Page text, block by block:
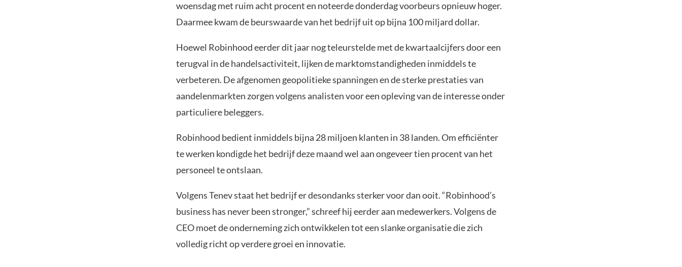
woensdag met ruim acht procent en noteerde donderdag voorbeurs opnieuw hoger.
Daarmee kwam de beurswaarde van het bedrijf uit op bijna 100 miljard dollar.
Hoewel Robinhood eerder dit jaar nog teleurstelde met de kwartaalcijfers door een
terugval in de handelsactiviteit, lijken de marktomstandigheden inmiddels te
verbeteren. De afgenomen geopolitieke spanningen en de sterke prestaties van
aandelenmarkten zorgen volgens analisten voor een opleving van de interesse onder
particuliere beleggers.
Robinhood bedient inmiddels bijna 28 miljoen klanten in 38 landen. Om efficiënter
te werken kondigde het bedrijf deze maand wel aan ongeveer tien procent van het
personeel te ontslaan.
Volgens Tenev staat het bedrijf er desondanks sterker voor dan ooit. “Robinhood’s
business has never been stronger,” schreef hij eerder aan medewerkers. Volgens de
CEO moet de onderneming zich ontwikkelen tot een slanke organisatie die zich
volledig richt op verdere groei en innovatie.